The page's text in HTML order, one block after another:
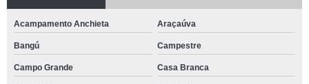
Acampamento Anchieta Araçaúva
Bangú Campestre
Campo Grande Casa Branca